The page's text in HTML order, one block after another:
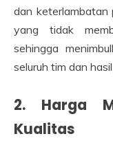
dan keterlambatan
yang tidak
sehingga
seluruh tim dan
2. Harga
Kualitas